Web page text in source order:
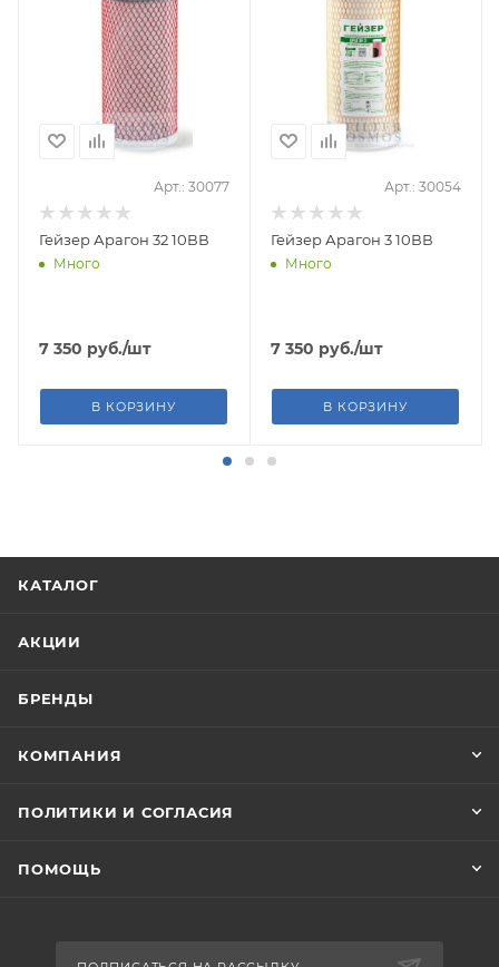
Арт.: 30077
Гейзер Арагон 32 10ВВ
Много
7 350 руб./шт
В КОРЗИНУ
Арт.: 30054
Гейзер Арагон 3 10ВВ
Много
7 350 руб./шт
В КОРЗИНУ
КАТАЛОГ
АКЦИИ
БРЕНДЫ
КОМПАНИЯ
ПОЛИТИКИ И СОГЛАСИЯ
ПОМОЩЬ